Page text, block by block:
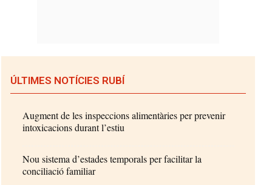
ÚLTIMES NOTÍCIES RUBÍ
Augment de les inspeccions alimentàries per prevenir
intoxicacions durant l’estiu
Nou sistema d’estades temporals per facilitar la
conciliació familiar